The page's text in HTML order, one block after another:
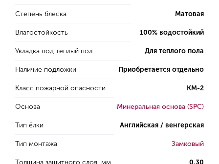
Степень блеска Матовая
Влагостойкость 100% водостойкий
Укладка под теплый пол Для теплого пола
Наличие подложки Приобретается отдельно
Класс пожарной опасности КМ-2
Основа Минеральная основа (SPC)
Тип ёлки Английская / венгерская
Тип монтажа Замковый
Толщина защитного слоя, мм 0.30